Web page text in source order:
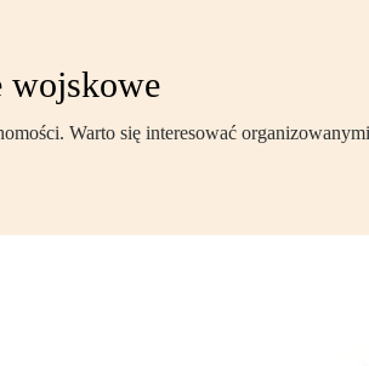
wojskowe
Warto się interesować